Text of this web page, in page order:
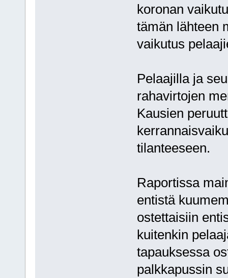
koronan
tämän lähteen
vaikutus
Pelaajilla ja
rahavirtojen
Kausien
tilanteeseen.
Raportissa
entistä
ostettaisiin
kuitenkin
tapauksessa
palkkapussin